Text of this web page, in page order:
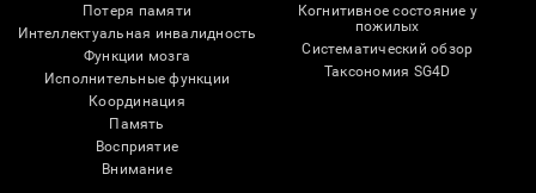
Потеря памяти
Интеллектуальная инвалидность
Функции мозга
Исполнительные функции
Координация
Память
Восприятие
Внимание
Когнитивное состояние у
пожилых
Систематический обзор
Таксономия SG4D